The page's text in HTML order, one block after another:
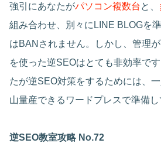
強引にあなたがパソコン複数台 と、
組み合わせ、別々にLINE BLOGを
はBANされません。しかし、管理
を使った逆SEOはとても非効率で
たが逆SEO対策をするためには、
山量産できるワードプレスで準備し
逆SEO教室攻略 No.72